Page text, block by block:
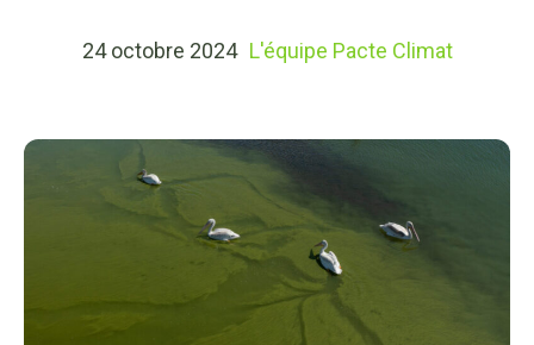
24 octobre 2024 L'équipe Pacte Climat